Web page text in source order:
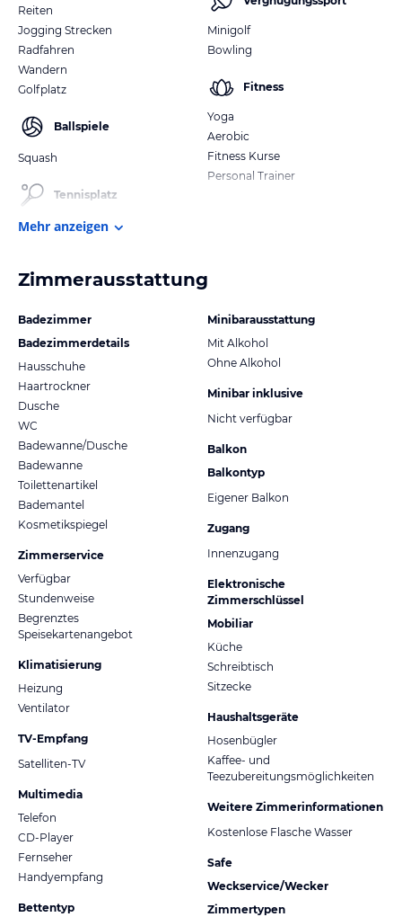
Reiten
Jogging Strecken
Radfahren
Wandern
Golfplatz
Ballspiele
Squash
Tennisplatz
Minigolf
Bowling
Fitness
Yoga
Aerobic
Fitness Kurse
Personal Trainer
Mehr anzeigen
Zimmerausstattung
Badezimmer
Badezimmerdetails
Hausschuhe
Haartrockner
Dusche
WC
Badewanne/Dusche
Badewanne
Toilettenartikel
Bademantel
Kosmetikspiegel
Zimmerservice
Verfügbar
Stundenweise
Begrenztes
Speisekartenangebot
Klimatisierung
Heizung
Ventilator
TV-Empfang
Satelliten-TV
Multimedia
Telefon
CD-Player
Fernseher
Handyempfang
Bettentyp
Minibarausstattung
Mit Alkohol
Ohne Alkohol
Minibar inklusive
Nicht verfügbar
Balkon
Balkontyp
Eigener Balkon
Zugang
Innenzugang
Elektronische
Zimmerschlüssel
Mobiliar
Küche
Schreibtisch
Sitzecke
Haushaltsgeräte
Hosenbügler
Kaffee- und
Teezubereitungsmöglichkeiten
Weitere Zimmerinformationen
Kostenlose Flasche Wasser
Safe
Weckservice/Wecker
Zimmertypen